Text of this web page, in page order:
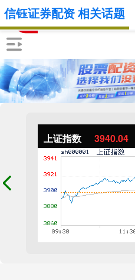
上证指数 3940.04
信钰证券配资 相关话题